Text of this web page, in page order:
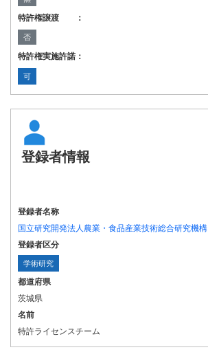
特許権譲渡 ：
否
特許権実施許諾：
可
登録者情報
登録者名称
国立研究開発法人農業・食品産業技術総合研究機構
登録者区分
学術研究
都道府県
茨城県
名前
特許ライセンスチーム